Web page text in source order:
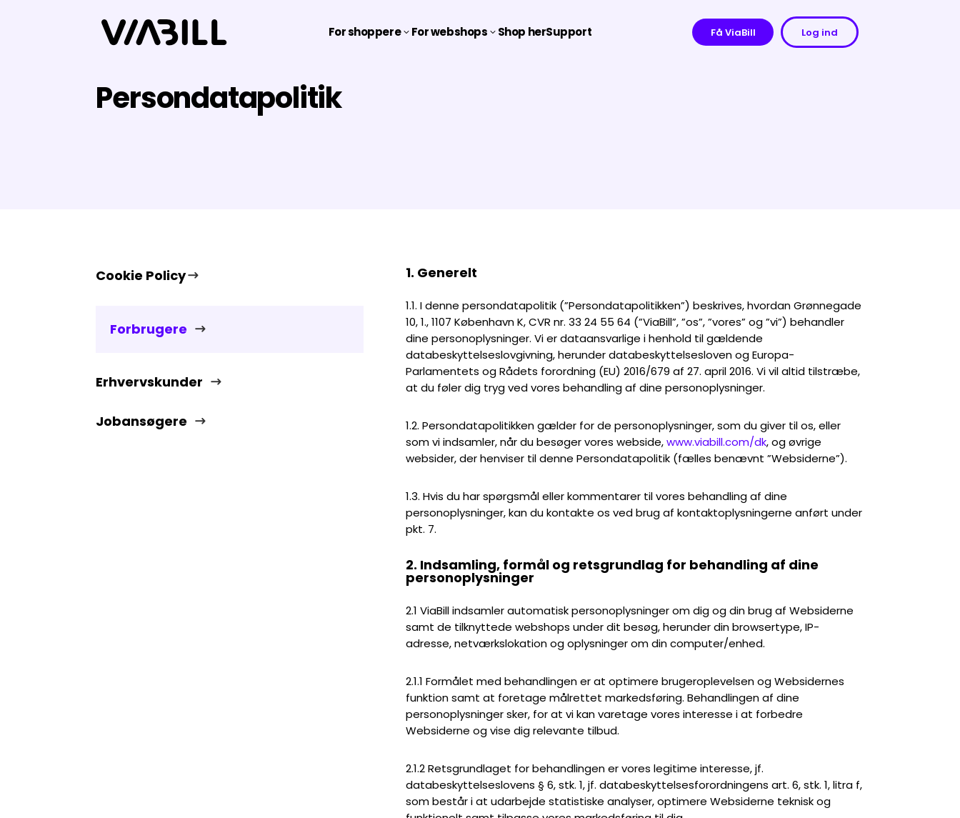
For shoppere3 For webshops 3 Shop herSupport Få ViaBill Log ind
Persondatapolitik
Cookie Policy
Forbrugere
Erhvervskunder
Jobansøgere
1. Generelt
1.1. I denne persondatapolitik (”Persondatapolitikken”) beskrives, hvordan Grønnegade
10, 1., 1107 København K, CVR nr. 33 24 55 64 (”ViaBill”, ”os”, ”vores” og ”vi”) behandler
dine personoplysninger. Vi er dataansvarlige i henhold til gældende
databeskyttelseslovgivning, herunder databeskyttelsesloven og Europa-
Parlamentets og Rådets forordning (EU) 2016/679 af 27. april 2016. Vi vil altid tilstræbe,
at du føler dig tryg ved vores behandling af dine personoplysninger.
1.2. Persondatapolitikken gælder for de personoplysninger, som du giver til os, eller
som vi indsamler, når du besøger vores webside,www.viabill.com/dk, og øvrige
websider, der henviser til denne Persondatapolitik (fælles benævnt ”Websiderne”).
1.3. Hvis du har spørgsmål eller kommentarer til vores behandling af dine
personoplysninger, kan du kontakte os ved brug af kontaktoplysningerne anført under
pkt. 7.
2. Indsamling, formål og retsgrundlag for behandling af dine
personoplysninger
2.1 ViaBill indsamler automatisk personoplysninger om dig og din brug af Websiderne
samt de tilknyttede webshops under dit besøg, herunder din browsertype, IP-
adresse, netværkslokation og oplysninger om din computer/enhed.
2.1.1 Formålet med behandlingen er at optimere brugeroplevelsen og Websidernes
funktion samt at foretage målrettet markedsføring. Behandlingen af dine
personoplysninger sker, for at vi kan varetage vores interesse i at forbedre
Websiderne og vise dig relevante tilbud.
2.1.2 Retsgrundlaget for behandlingen er vores legitime interesse, jf.
databeskyttelseslovens § 6, stk. 1, jf. databeskyttelsesforordningens art. 6, stk. 1, litra f,
som består i at udarbejde statistiske analyser, optimere Websiderne teknisk og